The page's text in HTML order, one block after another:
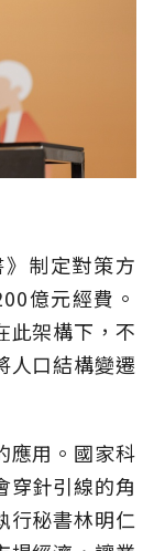
制定對策方
億元經費。
此架構下，不
人口結構變遷
應用。國家科
穿針引線的角
行秘書林明仁